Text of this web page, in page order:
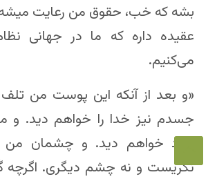
بشه که خب، حقوق من رعایت
عقیده داره که ما در جهانی
می‌کنیم.
«و بعد از آنکه این پوست من
جسدم نیز خدا را خواهم دید. و
خود خواهم دید. و چشمان من
نگریست و نه چشم دیگری. اگرچه